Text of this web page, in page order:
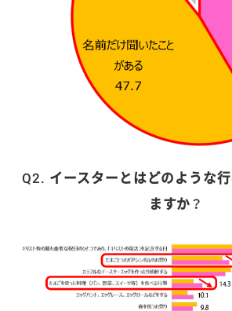
Q2. イースターとはどのような
ますか？